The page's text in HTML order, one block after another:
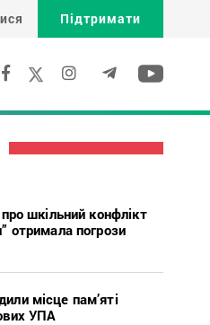
Підтримати
про шкільний конфлікт
отримала погрози
місце пам’яті
УПА